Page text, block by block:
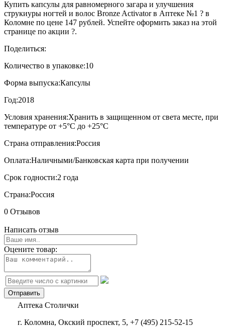
Купить капсулы для равномерного загара и улучшения
струкиуры ногтей и волос Bronze Activator в Аптеке №1 ? в
Коломне по цене 147 рублей. Успейте оформить заказ на этой
странице по акции ?.
Поделиться:
Количество в упаковке:10
Форма выпуска:Капсулы
Год:2018
Условия хранения:Хранить в защищенном от света месте, при
температуре от +5°С до +25°С
Страна отправления:Россия
Оплата:Наличными/Банковская карта при получении
Срок годности:2 года
Страна:Россия
0 Отзывов
Написать отзыв
Оцените товар:
Аптека Столички
г. Коломна, Окский проспект, 5, +7 (495) 215-52-15